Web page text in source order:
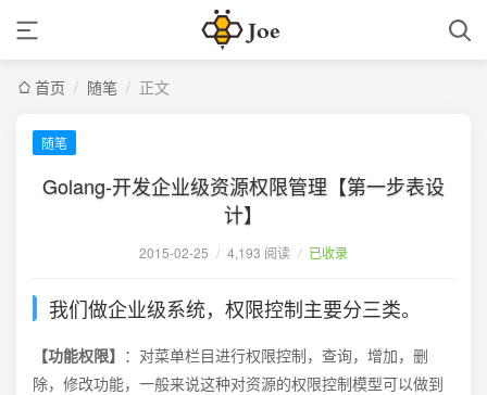
首页 / 随笔 / 正文
随笔
Golang-开发企业级资源权限管理【第一步表设
计】
2015-02-25 / 4,193 阅读 / 已收录
我们做企业级系统，权限控制主要分三类。
【功能权限】 ：对菜单栏目进行权限控制，查询，增加，删
除，修改功能，一般来说这种对资源的权限控制模型可以做到